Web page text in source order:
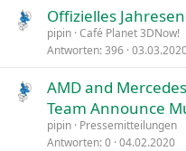
Offizielles
pipin Café Planet 3DNow!
Antworten 396
AMD and
Team Announce
pipin Pressemitteilungen
Antworten 0 04.02.2020